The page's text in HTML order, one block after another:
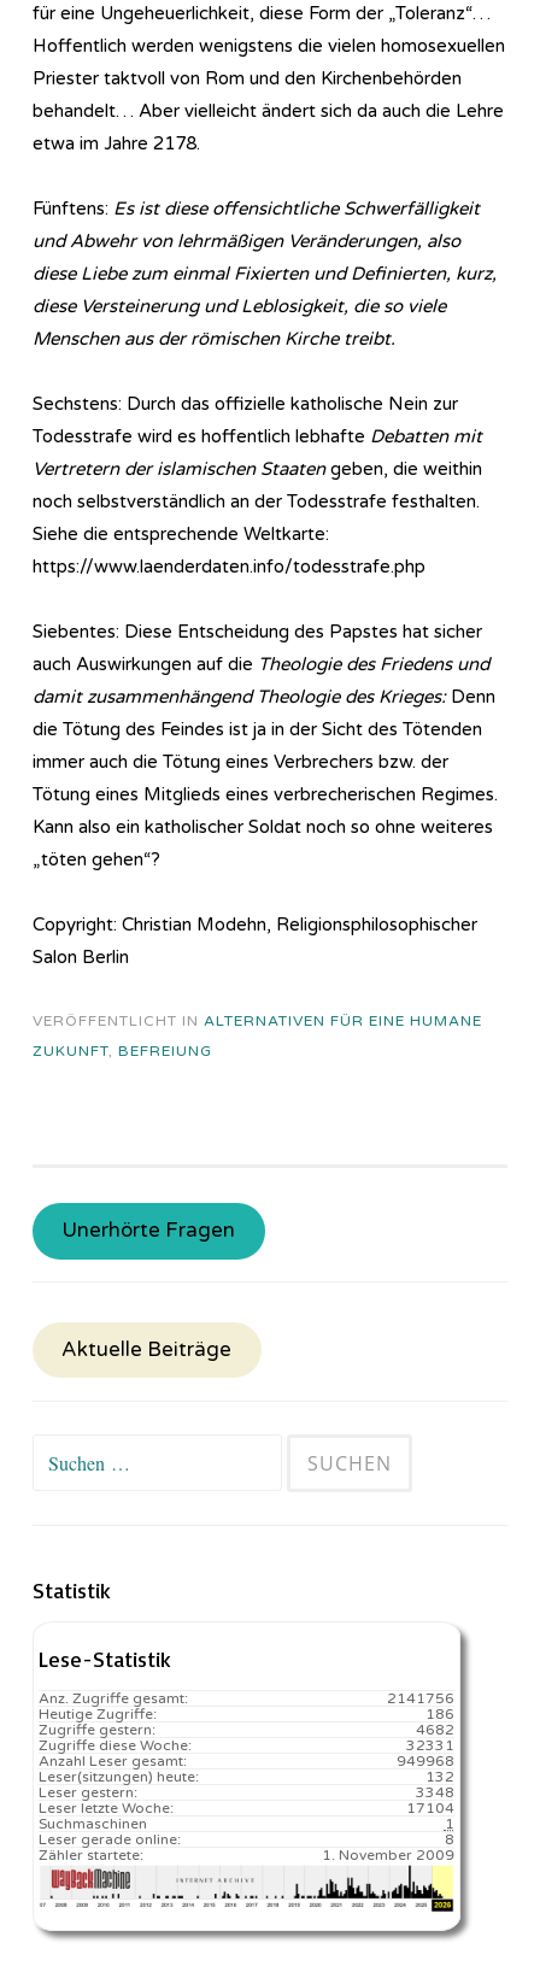
für eine Ungeheuerlichkeit, diese Form der „Toleranz“…
Hoffentlich werden wenigstens die vielen homosexuellen
Priester taktvoll von Rom und den Kirchenbehörden
behandelt… Aber vielleicht ändert sich da auch die Lehre
etwa im Jahre 2178.
Fünftens: Es ist diese offensichtliche Schwerfälligkeit
und Abwehr von lehrmäßigen Veränderungen, also
diese Liebe zum einmal Fixierten und Definierten, kurz,
diese Versteinerung und Leblosigkeit, die so viele
Menschen aus der römischen Kirche treibt.
Sechstens: Durch das offizielle katholische Nein zur
Todesstrafe wird es hoffentlich lebhafte Debatten mit
Vertretern der islamischen Staatengeben, die weithin
noch selbstverständlich an der Todesstrafe festhalten.
Siehe die entsprechende Weltkarte:
https://www.laenderdaten.info/todesstrafe.php
Siebentes: Diese Entscheidung des Papstes hat sicher
auch Auswirkungen auf die Theologie des Friedens und
damit zusammenhängend Theologie des Krieges:Denn
die Tötung des Feindes ist ja in der Sicht des Tötenden
immer auch die Tötung eines Verbrechers bzw. der
Tötung eines Mitglieds eines verbrecherischen Regimes.
Kann also ein katholischer Soldat noch so ohne weiteres
„töten gehen“?
Copyright: Christian Modehn, Religionsphilosophischer
Salon Berlin
VERÖFFENTLICHT IN ALTERNATIVEN FÜR EINE HUMANE
ZUKUNFT, BEFREIUNG
Unerhörte Fragen
Aktuelle Beiträge
Suchen
Statistik
Lese-Statistik
2141756
Anz. Zugriffe gesamt:
186
Heutige Zugriffe:
4682
Zugriffe gestern:
32331
Zugriffe diese Woche:
949968
Anzahl Leser gesamt:
132️
Leser(sitzungen) heute:
3348
Leser gestern:
17104️
Leser letzte Woche:
1
Suchmaschinen
8
Leser gerade online:
1. November 2009
Zähler startete: